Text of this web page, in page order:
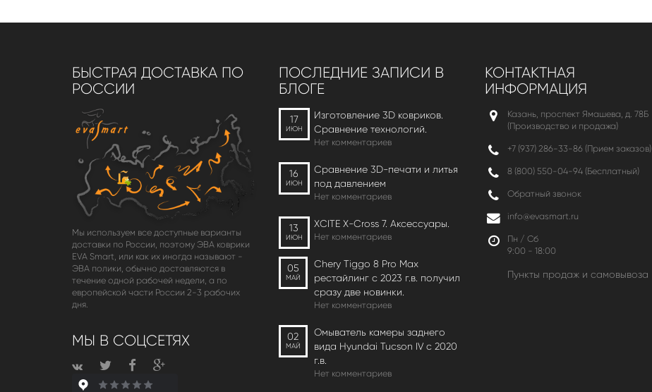
БЫСТРАЯ ДОСТАВКА ПО
РОССИИ
Мы используем все доступные варианты
доставки по России, поэтому ЭВА коврики
EVA Smart, или как их иногда называют -
ЭВА полики, обычно доставляются в
течение одной рабочей недели, а по
европейской части России 2-3 рабочих
дня.
МЫ В СОЦСЕТЯХ
ПОСЛЕДНИЕ ЗАПИСИ В
БЛОГЕ
17
ИЮН
Изготовление 3D ковриков.
Сравнение технологий.
Нет комментариев
16
ИЮН
Сравнение 3D-печати и литья
под давлением
Нет комментариев
13
ИЮН
XCITE X-Cross 7. Аксессуары.
Нет комментариев
05
МАЙ
Chery Tiggo 8 Pro Max
рестайлинг с 2023 г.в. получил
сразу две новинки.
Нет комментариев
02
МАЙ
Омыватель камеры заднего
вида Hyundai Tucson IV c 2020
г.в.
Нет комментариев
КОНТАКТНАЯ
ИНФОРМАЦИЯ
Казань, проспект Ямашева, д. 78Б
(Производство и продажа)
+7 (937) 286-33-86 (Прием заказов)
8 (800) 550-04-94 (Бесплатный)
Обратный звонок
info@evasmart.ru
Пн / Сб
9:00 - 18:00
Пункты продаж и самовывоза